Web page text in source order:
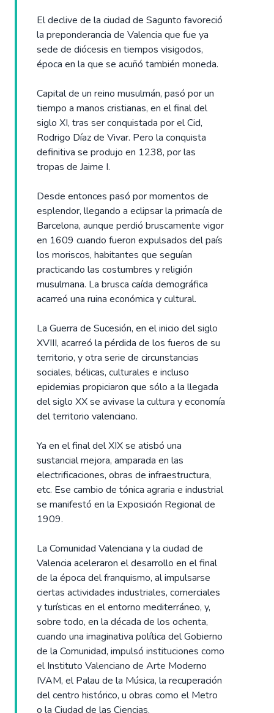
El declive de la ciudad de Sagunto favoreció
la preponderancia de Valencia que fue ya
sede de diócesis en tiempos visigodos,
época en la que se acuñó también moneda.
Capital de un reino musulmán, pasó por un
tiempo a manos cristianas, en el final del
siglo XI, tras ser conquistada por el Cid,
Rodrigo Díaz de Vivar. Pero la conquista
definitiva se produjo en 1238, por las
tropas de Jaime I.
Desde entonces pasó por momentos de
esplendor, llegando a eclipsar la primacía de
Barcelona, aunque perdió bruscamente vigor
en 1609 cuando fueron expulsados del país
los moriscos, habitantes que seguían
practicando las costumbres y religión
musulmana. La brusca caída demográfica
acarreó una ruina económica y cultural.
La Guerra de Sucesión, en el inicio del siglo
XVIII, acarreó la pérdida de los fueros de su
territorio, y otra serie de circunstancias
sociales, bélicas, culturales e incluso
epidemias propiciaron que sólo a la llegada
del siglo XX se avivase la cultura y economía
del territorio valenciano.
Ya en el final del XIX se atisbó una
sustancial mejora, amparada en las
electrificaciones, obras de infraestructura,
etc. Ese cambio de tónica agraria e industrial
se manifestó en la Exposición Regional de
1909.
La Comunidad Valenciana y la ciudad de
Valencia aceleraron el desarrollo en el final
de la época del franquismo, al impulsarse
ciertas actividades industriales, comerciales
y turísticas en el entorno mediterráneo, y,
sobre todo, en la década de los ochenta,
cuando una imaginativa política del Gobierno
de la Comunidad, impulsó instituciones como
el Instituto Valenciano de Arte Moderno
IVAM, el Palau de la Música, la recuperación
del centro histórico, u obras como el Metro
o la Ciudad de las Ciencias.